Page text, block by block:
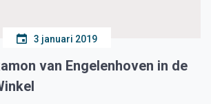
3 januari 2019
van Engelenhoven in de